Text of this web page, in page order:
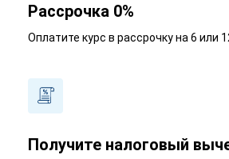
Рассрочка 0%
Оплатите курс в рассрочку на 6 или
Получите налоговый